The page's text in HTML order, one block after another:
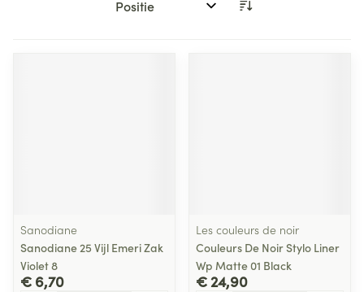
Sorteer op:
Sanodiane
Sanodiane 25 Vijl Emeri Zak
Violet 8
€ 6,70
Les couleurs de noir
Couleurs De Noir Stylo Liner
Wp Matte 01 Black
€ 24,90